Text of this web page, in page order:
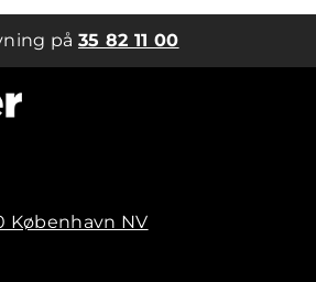
på35 82 11 00
København NV